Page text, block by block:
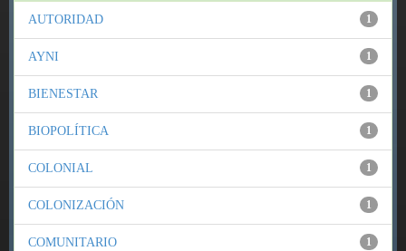
1
AUTORIDAD
1
AYNI
1
BIENESTAR
1
BIOPOLÍTICA
1
COLONIAL
1
COLONIZACIÓN
1
COMUNITARIO